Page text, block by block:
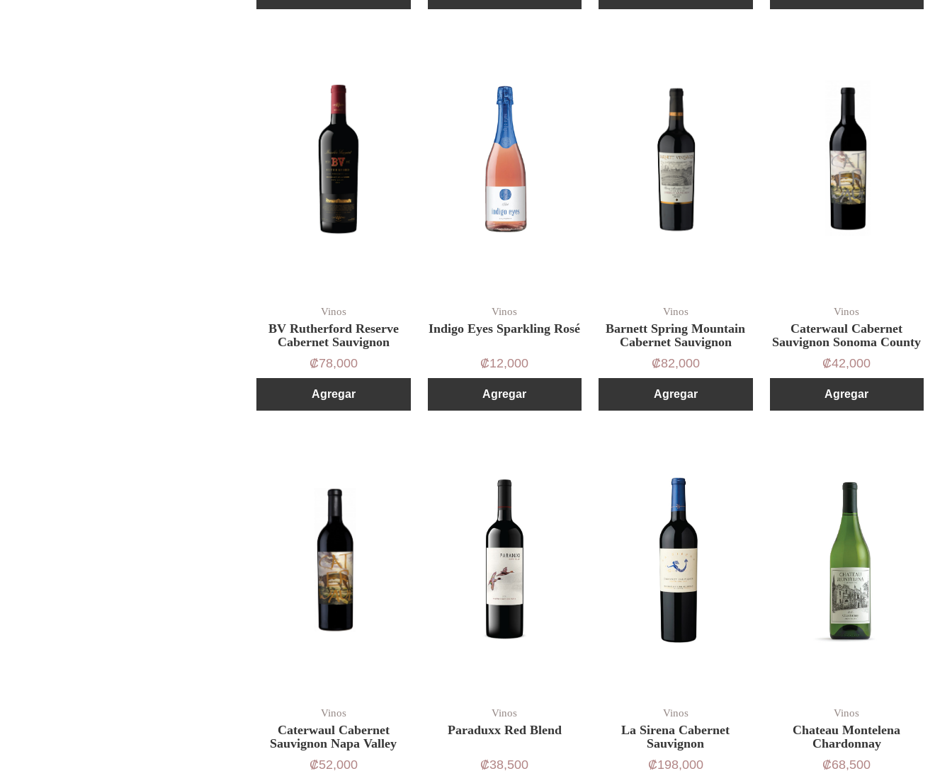
Vinos
BV Rutherford Reserve
Cabernet Sauvignon
₡78,000
Agregar
Vinos
Indigo Eyes Sparkling Rosé
₡12,000
Agregar
Vinos
Barnett Spring Mountain
Cabernet Sauvignon
₡82,000
Agregar
Vinos
Caterwaul Cabernet
Sauvignon Sonoma County
₡42,000
Agregar
Vinos
Caterwaul Cabernet
Sauvignon Napa Valley
₡52,000
Vinos
Paraduxx Red Blend
₡38,500
Vinos
La Sirena Cabernet
Sauvignon
₡198,000
Vinos
Chateau Montelena
Chardonnay
₡68,500